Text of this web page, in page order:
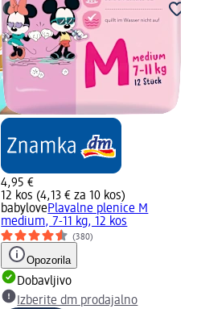
4,95 €
12 kos (4,13 € za 10 kos)
babylovePlavalne plenice M
medium, 7-11 kg, 12 kos
(380)
Opozorila
Dobavljivo
Izberite dm prodajalno